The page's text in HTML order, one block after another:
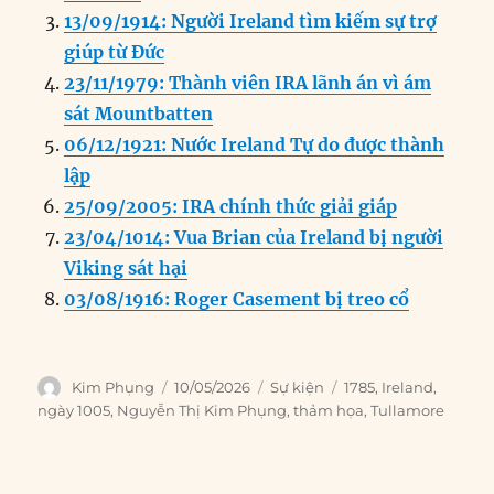
o
o
k
I
n
g p a
13/09/1914: Người Ireland tìm kiếm sự trợ
giúp từ Đức
23/11/1979: Thành viên IRA lãnh án vì ám
sát Mountbatten
06/12/1921: Nước Ireland Tự do được thành
lập
25/09/2005: IRA chính thức giải giáp
23/04/1014: Vua Brian của Ireland bị người
Viking sát hại
03/08/1916: Roger Casement bị treo cổ
Author
Kim Phụng
Posted
on
10/05/2026 Categories
Sự kiện Tags
1785, Ireland,
ngày 1005, Nguyễn Thị Kim Phụng,thảm họa,Tullamore